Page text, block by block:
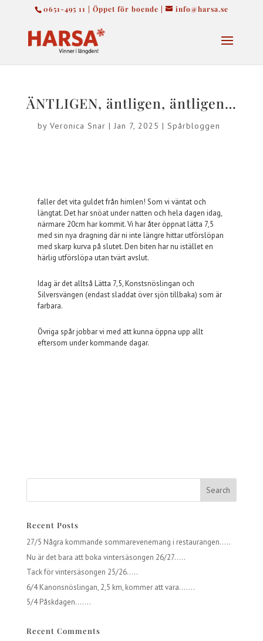
0651-495 11 | Öppet för boende | info@harsa.se
ÄNTLIGEN, äntligen, äntligen…
by Veronica Snar | Jan 7, 2025 | Spårbloggen
faller det vita guldet från himlen! Som vi väntat och
längtat. Det har snöat under natten och hela dagen idag,
närmare 20cm har kommit. Vi har åter öppnat lätta 7,5
med sin nya dragning där ni inte längre hittar utförslöpan
med skarp kurva på slutet. Den biten har nu istället en
härlig utförslöpa utan tvärt avslut.
Idag är det alltså Lätta 7,5, Konstsnöslingan och
Silversvängen (endast sladdat över sjön tillbaka) som är
farbara.
Övriga spår jobbar vi med att kunna öppna upp allt
eftersom under kommande dagar.
Recent Posts
27/5 Några kommande sommarevenemang i restaurangen…..
Nu är det bara att boka vintersäsongen 26/27…..
Tack för vintersäsongen 25/26…..
6/4 Kanonsnöslingan, 2,5 km, kommer att vara…….
5/4 Påskdagen…….
Recent Comments